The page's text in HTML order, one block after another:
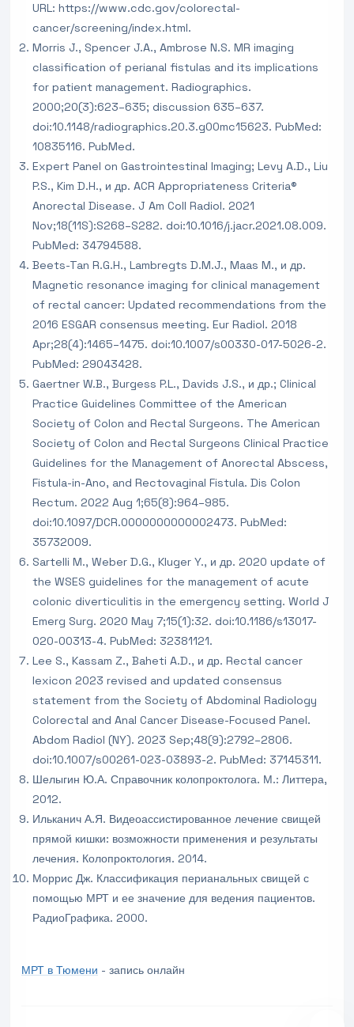
URL: https://www.cdc.gov/colorectal-
cancer/screening/index.html.
Morris J., Spencer J.A., Ambrose N.S. MR imaging
classification of perianal fistulas and its implications
for patient management. Radiographics.
2000;20(3):623–635; discussion 635–637.
doi:10.1148/radiographics.20.3.g00mc15623. PubMed:
10835116. PubMed.
Expert Panel on Gastrointestinal Imaging; Levy A.D., Liu
P.S., Kim D.H., и др. ACR Appropriateness Criteria®
Anorectal Disease. J Am Coll Radiol. 2021
Nov;18(11S):S268–S282. doi:10.1016/j.jacr.2021.08.009.
PubMed: 34794588.
Beets-Tan R.G.H., Lambregts D.M.J., Maas M., и др.
Magnetic resonance imaging for clinical management
of rectal cancer: Updated recommendations from the
2016 ESGAR consensus meeting. Eur Radiol. 2018
Apr;28(4):1465–1475. doi:10.1007/s00330-017-5026-2.
PubMed: 29043428.
Gaertner W.B., Burgess P.L., Davids J.S., и др.; Clinical
Practice Guidelines Committee of the American
Society of Colon and Rectal Surgeons. The American
Society of Colon and Rectal Surgeons Clinical Practice
Guidelines for the Management of Anorectal Abscess,
Fistula-in-Ano, and Rectovaginal Fistula. Dis Colon
Rectum. 2022 Aug 1;65(8):964–985.
doi:10.1097/DCR.0000000000002473. PubMed:
35732009.
Sartelli M., Weber D.G., Kluger Y., и др. 2020 update of
the WSES guidelines for the management of acute
colonic diverticulitis in the emergency setting. World J
Emerg Surg. 2020 May 7;15(1):32. doi:10.1186/s13017-
020-00313-4. PubMed: 32381121.
Lee S., Kassam Z., Baheti A.D., и др. Rectal cancer
lexicon 2023 revised and updated consensus
statement from the Society of Abdominal Radiology
Colorectal and Anal Cancer Disease-Focused Panel.
Abdom Radiol (NY). 2023 Sep;48(9):2792–2806.
doi:10.1007/s00261-023-03893-2. PubMed: 37145311.
Шелыгин Ю.А. Справочник колопроктолога. М.: Литтера,
2012.
Ильканич А.Я. Видеоассистированное лечение свищей
прямой кишки: возможности применения и результаты
лечения. Колопроктология. 2014.
Моррис Дж. Классификация перианальных свищей с
помощью МРТ и ее значение для ведения пациентов.
РадиоГрафика. 2000.
МРТ в Тюмени - запись онлайн